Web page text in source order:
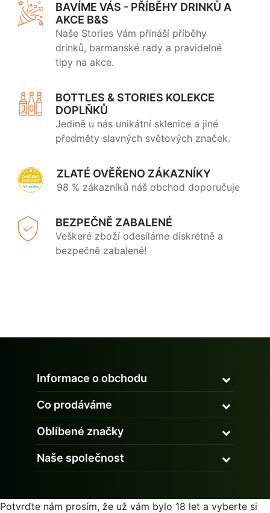
BAVÍME VÁS - PŘÍBĚHY DRINKŮ A
AKCE B&S
Naše Stories Vám přináší příběhy
drinků, barmanské rady a pravidelné
tipy na akce.
BOTTLES & STORIES KOLEKCE
DOPLŇKŮ
Jedině u nás unikátní sklenice a jiné
předměty slavných světových značek.
ZLATÉ OVĚŘENO ZÁKAZNÍKY
98 % zákazníků náš obchod doporučuje
BEZPEČNĚ ZABALENÉ
Veškeré zboží odesíláme diskrétně a
bezpečně zabalené!
Informace o obchodu
Co prodáváme
Oblíbené značky
Naše společnost
Potvrďte nám prosím, že už vám bylo 18 let a vyberte si